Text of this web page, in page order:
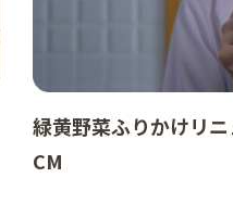
緑黄野菜ふりかけリ
CM